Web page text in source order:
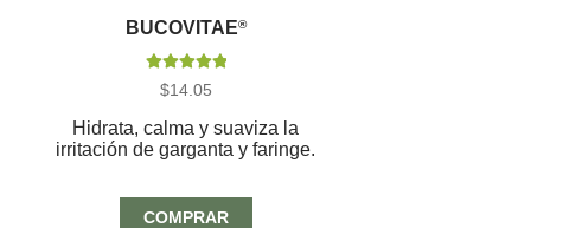
BUCOVITAE®
Valorado con
$14.05
Hidrata, calma y suaviza la
irritación de garganta y faringe.
COMPRAR